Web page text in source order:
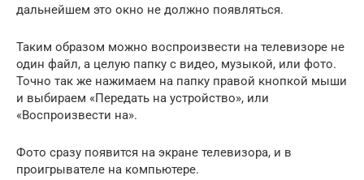
дальнейшем это окно не должно появляться.
Таким образом можно воспроизвести на телевизоре не
один файл, а целую папку с видео, музыкой, или фото.
Точно так же нажимаем на папку правой кнопкой мыши
и выбираем «Передать на устройство», или
«Воспроизвести на».
Фото сразу появится на экране телевизора, и в
проигрывателе на компьютере.